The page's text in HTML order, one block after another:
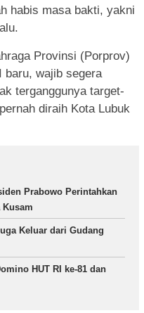
habis masa bakti, yakni
Provinsi (Porprov)
baru, wajib segera
terganggunya target-
diraih Kota Lubuk
Prabowo Perintahkan
Kusam
Keluar dari Gudang
HUT RI ke-81 dan